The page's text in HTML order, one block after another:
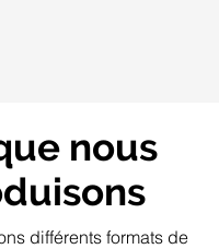
nous
différents formats de